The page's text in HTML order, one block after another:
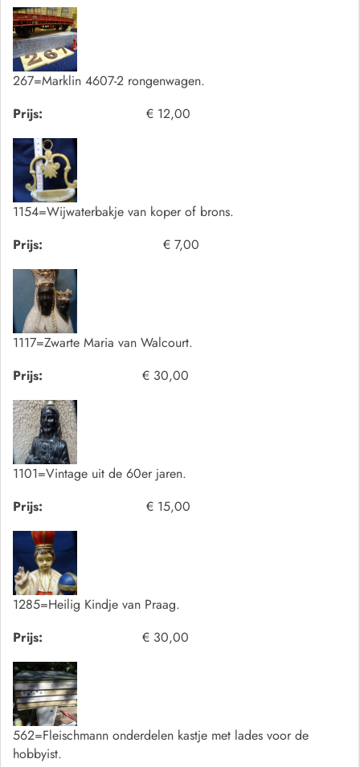
267=Marklin 4607-2 rongenwagen.
Prijs:
€ 12,00
1154=Wijwaterbakje van koper of brons.
Prijs:
€ 7,00
1117=Zwarte Maria van Walcourt.
Prijs:
€ 30,00
1101=Vintage uit de 60er jaren.
Prijs:
€ 15,00
1285=Heilig Kindje van Praag.
Prijs:
€ 30,00
562=Fleischmann onderdelen kastje met lades voor de
hobbyist.